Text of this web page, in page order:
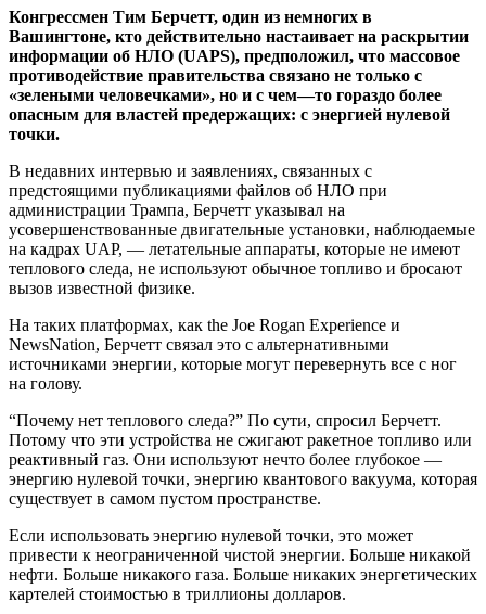
Конгрессмен Тим Берчетт, один из немногих в
Вашингтоне, кто действительно настаивает на раскрытии
информации об НЛО (UAPS), предположил, что массовое
противодействие правительства связано не только с
«зелеными человечками», но и с чем—то гораздо более
опасным для властей предержащих: с энергией нулевой
точки.
В недавних интервью и заявлениях, связанных с
предстоящими публикациями файлов об НЛО при
администрации Трампа, Берчетт указывал на
усовершенствованные двигательные установки, наблюдаемые
на кадрах UAP, — летательные аппараты, которые не имеют
теплового следа, не используют обычное топливо и бросают
вызов известной физике.
На таких платформах, как the Joe Rogan Experience и
NewsNation, Берчетт связал это с альтернативными
источниками энергии, которые могут перевернуть все с ног
на голову.
“Почему нет теплового следа?” По сути, спросил Берчетт.
Потому что эти устройства не сжигают ракетное топливо или
реактивный газ. Они используют нечто более глубокое —
энергию нулевой точки, энергию квантового вакуума, которая
существует в самом пустом пространстве.
Если использовать энергию нулевой точки, это может
привести к неограниченной чистой энергии. Больше никакой
нефти. Больше никакого газа. Больше никаких энергетических
картелей стоимостью в триллионы долларов.